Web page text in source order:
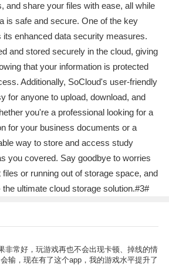
and share your files with ease, all while
is safe and secure. One of the key
its enhanced data security measures.
and stored securely in the cloud, giving
that your information is protected
Additionally, SoCloud's user-friendly
for anyone to upload, download, and
you're a professional looking for a
for your business documents or a
way to store and access study
you covered. Say goodbye to worries
or running out of storage space, and
ultimate cloud storage solution.#3#
非常好，玩游戏再也不会出现卡顿、掉线的情
输，现在有了这个app，我的游戏水平提升了